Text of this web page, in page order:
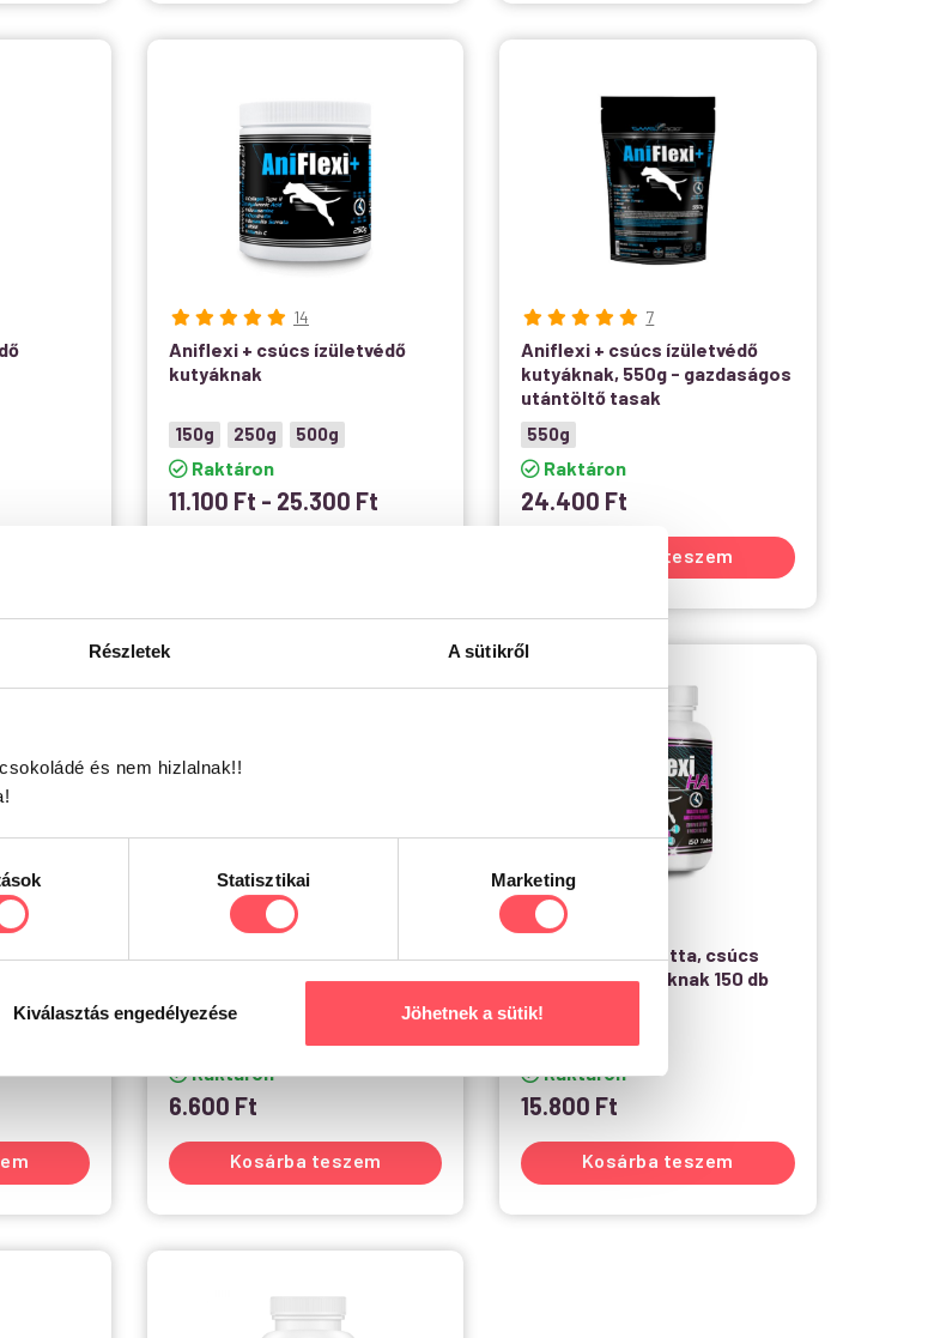
Részletek A sütikről
és nem hizlalnak!!
Statisztikai Marketing
Kiválasztás engedélyezése Jöhetnek a sütik!
14
Aniflexi + csúcs ízületvédő
kutyáknak
150g 250g 500g
Raktáron
11.100 Ft - 25.300 Ft
7
Aniflexi + csúcs ízületvédő
kutyáknak, 550g - gazdaságos
utántöltő tasak
550g
Raktáron
24.400 Ft
Kosárba teszem
3
Aniflexi HA Mini –
ízületvédelem mini méretű
kutyáknak 120 tabletta
Raktáron
6.600 Ft
Kosárba teszem
Aniflexi HA tabletta, csúcs
ízületvédő kutyáknak 150 db
Raktáron
15.800 Ft
Kosárba teszem